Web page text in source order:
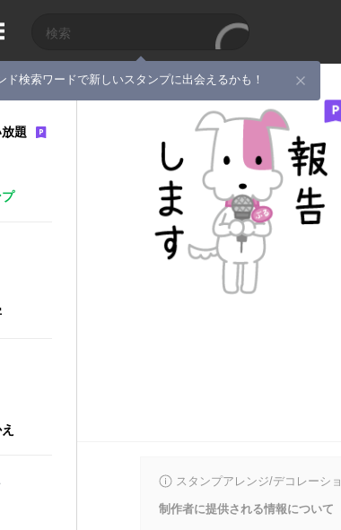
ド検索ワードで新しいスタンプに出会えるかも！
題
スタンプアレンジ/デコレーシ
制作者に提供される情報について